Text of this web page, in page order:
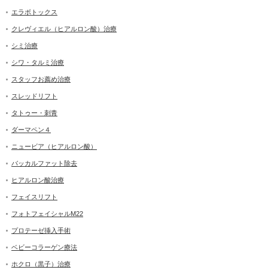
エラボトックス
クレヴィエル（ヒアルロン酸）治療
シミ治療
シワ・タルミ治療
スタッフお薦め治療
スレッドリフト
タトゥー・刺青
ダーマペン４
ニュービア（ヒアルロン酸）
バッカルファット除去
ヒアルロン酸治療
フェイスリフト
フォトフェイシャルM22
プロテーゼ挿入手術
ベビーコラーゲン療法
ホクロ（黒子）治療